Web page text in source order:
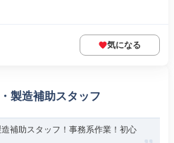
気になる
製造補助スタッフ
補助スタッフ！事務系作業！初心